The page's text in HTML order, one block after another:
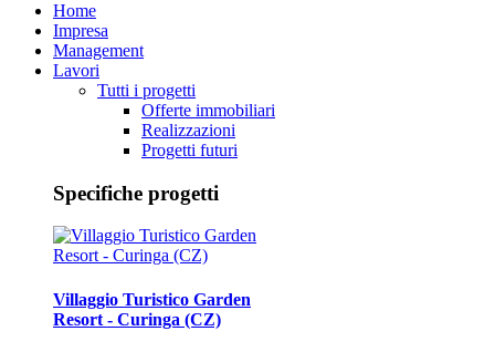
Home
Impresa
Management
Lavori
Tutti i progetti
Offerte immobiliari
Realizzazioni
Progetti futuri
Specifiche progetti
Villaggio Turistico Garden
Resort - Curinga (CZ)